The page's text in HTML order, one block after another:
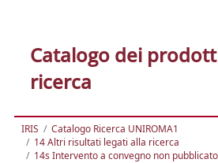
Catalogo dei
ricerca
IRIS
Catalogo Ricerca UNIROMA1
14 Altri risultati legati alla ricerca
14s Intervento a convegno non pubblicato